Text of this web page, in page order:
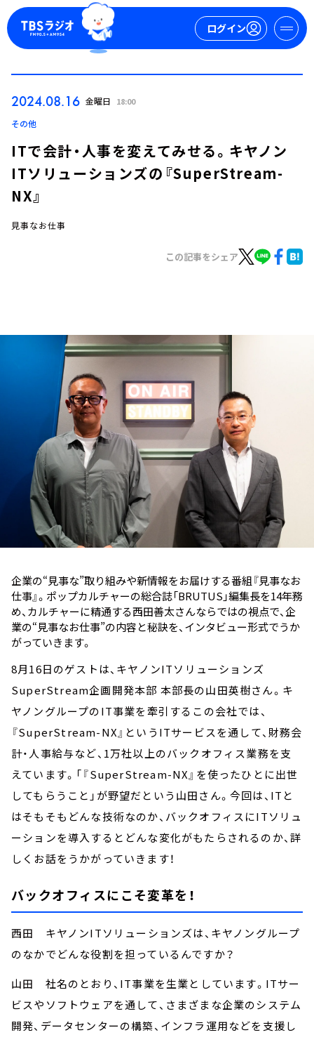
ログイン
イベント・グッズ
YouTube
会社情報
2024.08.16 金曜日 18:00
その他
ITで会計・人事を変えてみせる。キヤノン
ITソリューションズの『SuperStream-
NX』
見事なお仕事
この記事をシェア
企業の“見事な”取り組みや新情報をお届けする番組『見事なお
仕事』。ポップカルチャーの総合誌「BRUTUS」編集長を14年務
め、カルチャーに精通する西田善太さんならではの視点で、企
業の“見事なお仕事”の内容と秘訣を、インタビュー形式でうか
がっていきます。
8月16日のゲストは、キヤノンITソリューションズ
SuperStream企画開発本部 本部長の山田英樹さん。キ
ヤノングループのIT事業を牽引するこの会社では、
『SuperStream-NX』というITサービスを通して、財務会
計・人事給与など、1万社以上のバックオフィス業務を支
えています。「『SuperStream-NX』を使ったひとに出世
してもらうこと」が野望だという山田さん。今回は、ITと
はそもそもどんな技術なのか、バックオフィスにITソリュ
ーションを導入するとどんな変化がもたらされるのか、詳
しくお話をうかがっていきます！
バックオフィスにこそ変革を！
西田 キヤノンITソリューションズは、キヤノングループ
のなかでどんな役割を担っているんですか？
山田 社名のとおり、IT事業を生業としています。ITサー
ビスやソフトウェアを通して、さまざまな企業のシステム
開発、データセンターの構築、インフラ運用などを支援し